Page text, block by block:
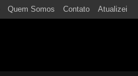
Quem Somos Contato Atualizei